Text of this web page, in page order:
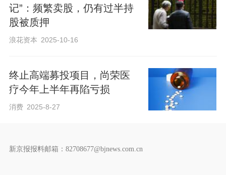
记”：频繁卖股，仍有过半持
股被质押
浪花资本 2025-10-16
终止高端募投项目，尚荣医
疗今年上半年再陷亏损
消费 2025-8-27
新京报报料邮箱：82708677@bjnews.com.cn